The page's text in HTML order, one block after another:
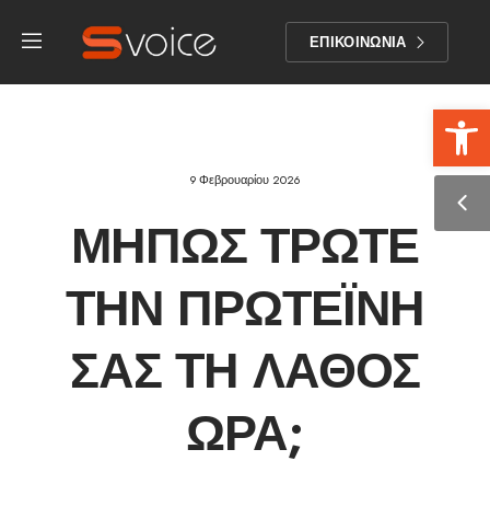
ΕΠΙΚΟΙΝΩΝΙΑ
9 Φεβρουαρίου 2026
ΜΉΠΩΣ ΤΡΏΤΕ
ΤΗΝ ΠΡΩΤΕΪ́ΝΗ
ΣΑΣ ΤΗ ΛΆΘΟΣ
ΏΡΑ;